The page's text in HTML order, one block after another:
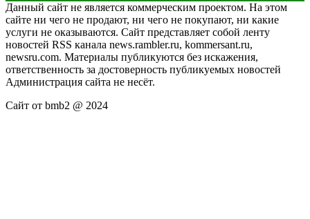
Данный сайт не является коммерческим проектом. На этом
сайте ни чего не продают, ни чего не покупают, ни какие
услуги не оказываются. Сайт представляет собой ленту
новостей RSS канала news.rambler.ru, kommersant.ru,
newsru.com. Материалы публикуются без искажения,
ответственность за достоверность публикуемых новостей
Администрация сайта не несёт.
Сайт от bmb2 @ 2024